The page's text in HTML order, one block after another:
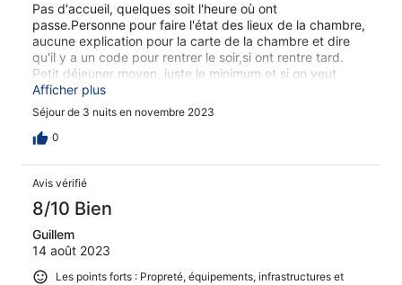
Pas d'accueil, quelques soit l'heure où ont
passe.Personne pour faire l'état des lieux de la chambre,
aucune explication pour la carte de la chambre et dire
qu'il y a un code pour rentrer le soir,si ont rentre tard.
Petit déjeuner moyen, juste le minimum et si on veut
déjeuner salé juste des oeufs.Piscine en panne. Se
matin,pas d'eau chaude pour se laver, ballon d'eau
chaude en panne.Peut de prise électrique.Cadeau pour
les 17 ans de mariage pour ma femme.Dommage aussi
du client,0,50€. Depuis quand un client est obligé de
payer du PQ , dans un hôtel.
Afficher plus
Séjour de 3 nuits en novembre 2023
0
Avis vérifié
8/10 Bien
Guillem
14 août 2023
Les points forts : Propreté, équipements, infrastructures et